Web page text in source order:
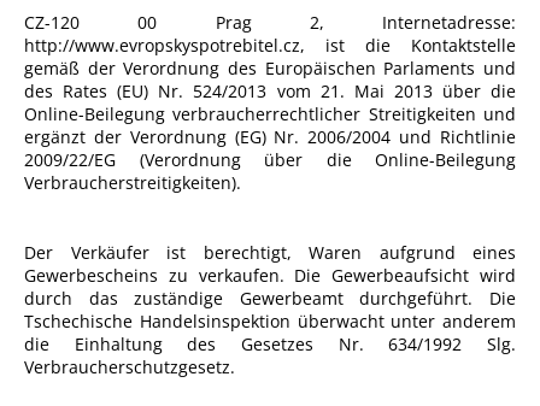
CZ-120 00 Prag 2, Internetadresse:
http://www.evropskyspotrebitel.cz, ist die Kontaktstelle
gemäß der Verordnung des Europäischen Parlaments und
des Rates (EU) Nr. 524/2013 vom 21. Mai 2013 über die
Online-Beilegung verbraucherrechtlicher Streitigkeiten und
ergänzt der Verordnung (EG) Nr. 2006/2004 und Richtlinie
2009/22/EG (Verordnung über die Online-Beilegung
Verbraucherstreitigkeiten).
Der Verkäufer ist berechtigt, Waren aufgrund eines
Gewerbescheins zu verkaufen. Die Gewerbeaufsicht wird
durch das zuständige Gewerbeamt durchgeführt. Die
Tschechische Handelsinspektion überwacht unter anderem
die Einhaltung des Gesetzes Nr. 634/1992 Slg.
Verbraucherschutzgesetz.